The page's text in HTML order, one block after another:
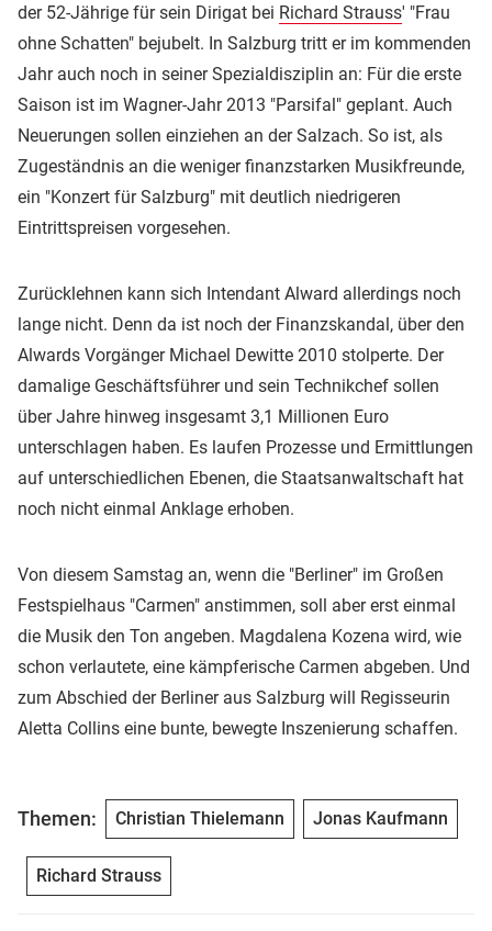
der 52-Jährige für sein Dirigat bei Richard Strauss' "Frau
ohne Schatten" bejubelt. In Salzburg tritt er im kommenden
Jahr auch noch in seiner Spezialdisziplin an: Für die erste
Saison ist im Wagner-Jahr 2013 "Parsifal" geplant. Auch
Neuerungen sollen einziehen an der Salzach. So ist, als
Zugeständnis an die weniger finanzstarken Musikfreunde,
ein "Konzert für Salzburg" mit deutlich niedrigeren
Eintrittspreisen vorgesehen.
Zurücklehnen kann sich Intendant Alward allerdings noch
lange nicht. Denn da ist noch der Finanzskandal, über den
Alwards Vorgänger Michael Dewitte 2010 stolperte. Der
damalige Geschäftsführer und sein Technikchef sollen
über Jahre hinweg insgesamt 3,1 Millionen Euro
unterschlagen haben. Es laufen Prozesse und Ermittlungen
auf unterschiedlichen Ebenen, die Staatsanwaltschaft hat
noch nicht einmal Anklage erhoben.
Von diesem Samstag an, wenn die "Berliner" im Großen
Festspielhaus "Carmen" anstimmen, soll aber erst einmal
die Musik den Ton angeben. Magdalena Kozena wird, wie
schon verlautete, eine kämpferische Carmen abgeben. Und
zum Abschied der Berliner aus Salzburg will Regisseurin
Aletta Collins eine bunte, bewegte Inszenierung schaffen.
Themen: Christian Thielemann Jonas Kaufmann
Richard Strauss